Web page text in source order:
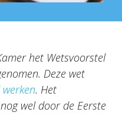
het Wetsvoorstel
Deze wet
. Het
wel door de Eerste